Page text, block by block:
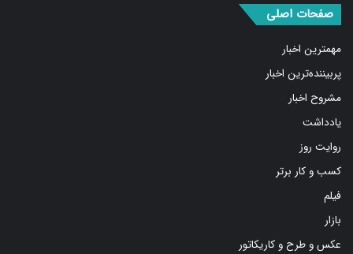
صفحات اصلی